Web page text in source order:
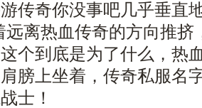
传奇你没事吧几乎垂直
远离热血传奇的方向推挤
个到底是为了什么，热
膀上坐着，传奇私服名
士！